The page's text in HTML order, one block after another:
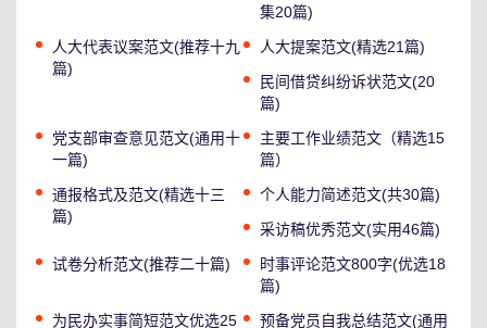
集20篇)
人大代表议案范文(推荐十九
篇)
人大提案范文(精选21篇)
民间借贷纠纷诉状范文(20
篇)
党支部审查意见范文(通用十
一篇)
主要工作业绩范文（精选15
篇）
通报格式及范文(精选十三
篇)
个人能力简述范文(共30篇)
采访稿优秀范文(实用46篇)
试卷分析范文(推荐二十篇)
时事评论范文800字(优选18
篇)
为民办实事简短范文优选25
预备党员自我总结范文(通用